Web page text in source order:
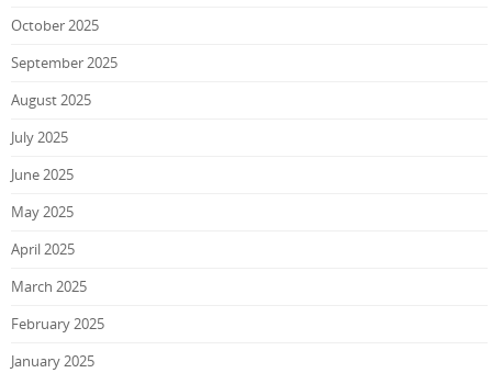
October 2025
September 2025
August 2025
July 2025
June 2025
May 2025
April 2025
March 2025
February 2025
January 2025